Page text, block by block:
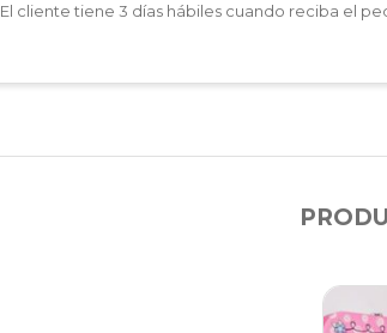
El cliente tiene 3 días hábiles cuando reciba el